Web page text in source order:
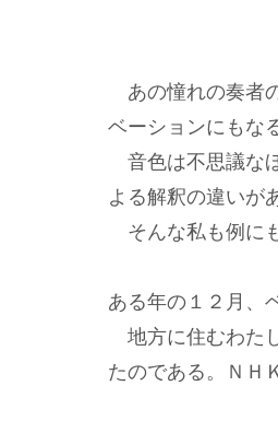
あの憧れの奏者
ベーションにもな
音色は不思議な
よる解釈の違いが
そんな私も例に
ある年の１２月、
地方に住むわた
たのである。ＮＨ